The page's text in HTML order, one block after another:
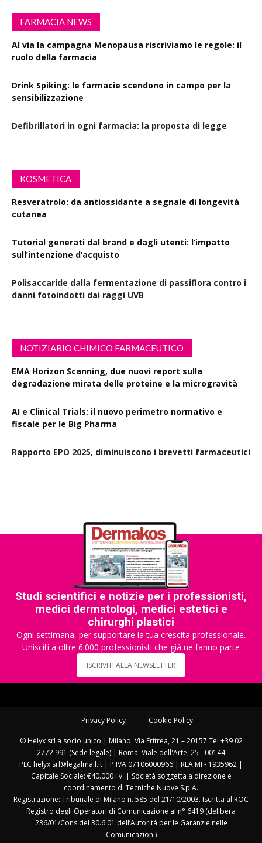
FARMACIA NEWS
Al via la campagna Menopausa riscriviamo le regole: il
ruolo della farmacia
Drink Spiking: le farmacie scendono in campo per la
sensibilizzazione
Defibrillatori in ogni farmacia: la proposta di legge
KOSMETICA
Resveratrolo: da antiossidante a segnale di longevità
cutanea
Tutorial generati dal brand e dagli utenti: l’impatto
sull’intenzione d’acquisto
Polisaccaride dalla fermentazione di passiflora contro i
danni fotoindotti dai raggi UVB
NOTIZIARIO CHIMICO FARMACEUTICO
EMA Horizon Scanning, due nuovi report sulla
degradazione mirata delle proteine e la microgravità
AI e Clinical Trials: il nuovo perimetro normativo e
fiscale per le Big Pharma
Rapporto EPO 2025, diminuiscono i brevetti farmaceutici
Studi scientifici e notizie per i professionisti,
medici dermatologi, medici estetici e
chirurghi plastici
Ogni settimana, per supportare la tua crescita professionale.
Unisciti a oltre 6.000 professionisti che già ne fanno parte
ISCRIVITI ALLA NEWSLETTER
Privacy Policy Cookie Policy
© Helyx srl a socio unico | Milano: Via Eritrea, 21 – 20157 Tel +39 02
2772 991 (Sede legale) | Roma: Viale dell'Arte, 25 - 00144
PEC helyx.srl@legalmail.it | P.IVA 07106000966 | REA MI - 1935962 |
Capitale Sociale: €40.000 i.v. | Società soggetta a direzione e
coordinamento di Tecniche Nuove S.p.A.
Registrazione: Tribunale di Milano n. 585 del 21/10/2003. Iscritta al ROC
Registro degli Operatori di Comunicazione al n° 6419 (delibera
236/01/Cons del 30.6.01 dell’Autorità per le Garanzie nelle
Comunicazioni)